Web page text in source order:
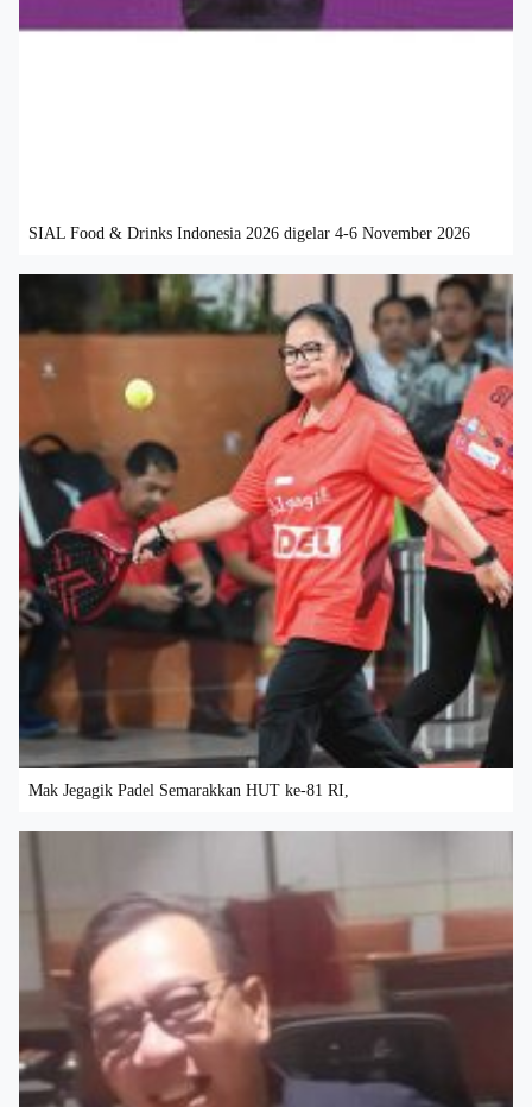
SIAL Food & Drinks Indonesia 2026 digelar 4-6 November 2026
Mak Jegagik Padel Semarakkan HUT ke-81 RI,